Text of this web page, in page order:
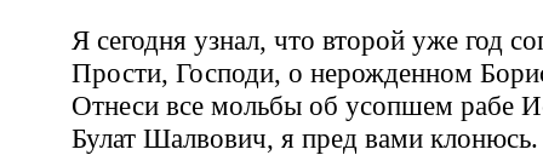
Я сегодня узнал, что второй уже год
Прости, Господи, о нерожденном
Отнеси все мольбы об усопшем рабе
Булат Шалвович, я пред вами клонюсь.